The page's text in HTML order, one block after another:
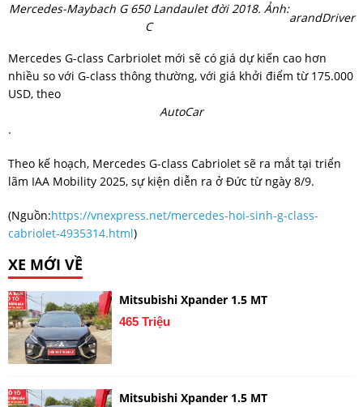
Mercedes-Maybach G 650 Landaulet đời 2018. Ảnh:
C
arandDriver
Mercedes G-class Carbriolet mới sẽ có giá dự kiến cao hơn
nhiều so với G-class thông thường, với giá khởi điểm từ 175.000
USD, theo
AutoCar
.
Theo kế hoạch, Mercedes G-class Cabriolet sẽ ra mắt tại triển
lãm IAA Mobility 2025, sự kiện diễn ra ở Đức từ ngày 8/9.
(Nguồn:https://vnexpress.net/mercedes-hoi-sinh-g-class-
cabriolet-4935314.html)
XE MỚI VỀ
Mitsubishi Xpander 1.5 MT
465 Triệu
Mitsubishi Xpander 1.5 MT